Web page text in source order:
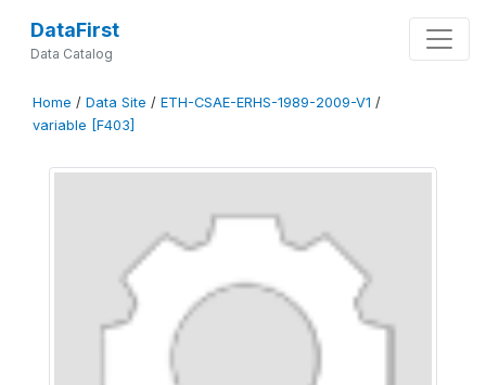
DataFirst
Data Catalog
Home / Data Site / ETH-CSAE-ERHS-1989-2009-V1 /
variable [F403]